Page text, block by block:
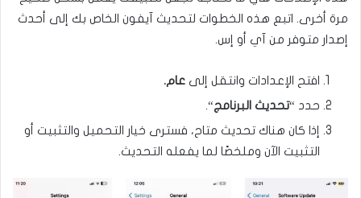
مرة أخرى. اتبع هذه الخطوات لتحديث آيفون الخاص بك إلى أحدث
إصدار متوفر من آي أو إس.
افتح الإعدادات وانتقل إلى عام.
حدد “تحديث البرنامج“.
إذا كان هناك تحديث متاح، فسترى خيار التحميل والتثبيت أو
التثبيت الآن وملخصًا لما يفعله التحديث.